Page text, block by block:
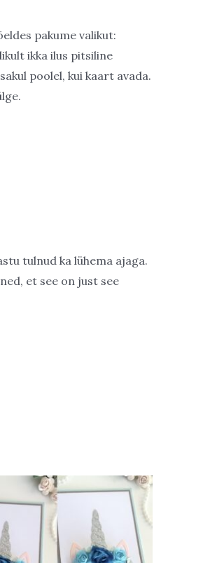
pakume valikut:
ikka ilus pitsiline
poolel, kui kaart avada.
tulnud ka lühema ajaga.
et see on just see